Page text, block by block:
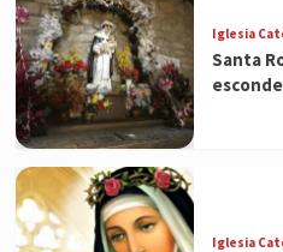
Iglesia
Santa
Iglesia